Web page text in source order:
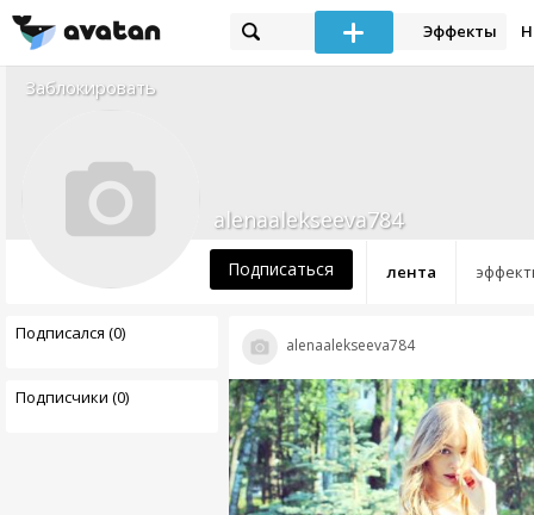
Эффекты
Заблокировать
лента
alenaalekseeva784
Подписаться
Подписался (0)
Подписчики (0)
alenaalekseeva784